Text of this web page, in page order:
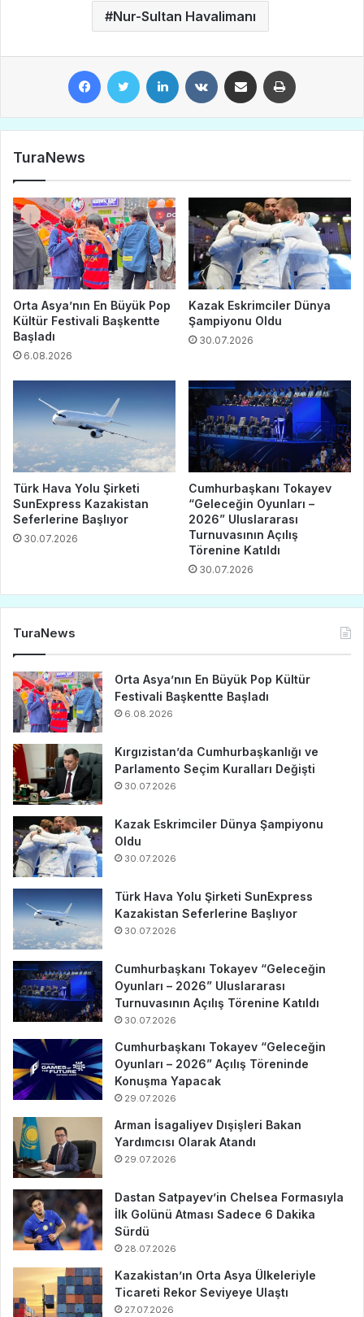
Nur-Sultan Havalimanı
TuraNews
Orta Asya’nın En Büyük Pop
Kültür Festivali Başkentte
Başladı
6.08.2026
Kazak Eskrimciler Dünya
Şampiyonu Oldu
30.07.2026
Türk Hava Yolu Şirketi
SunExpress Kazakistan
Seferlerine Başlıyor
30.07.2026
Cumhurbaşkanı Tokayev
“Geleceğin Oyunları –
2026” Uluslararası
Turnuvasının Açılış
Törenine Katıldı
30.07.2026
TuraNews
Orta Asya’nın En Büyük Pop Kültür
Festivali Başkentte Başladı
6.08.2026
Kırgızistan’da Cumhurbaşkanlığı ve
Parlamento Seçim Kuralları Değişti
30.07.2026
Kazak Eskrimciler Dünya Şampiyonu
Oldu
30.07.2026
Türk Hava Yolu Şirketi SunExpress
Kazakistan Seferlerine Başlıyor
30.07.2026
Cumhurbaşkanı Tokayev “Geleceğin
Oyunları – 2026” Uluslararası
Turnuvasının Açılış Törenine Katıldı
30.07.2026
Cumhurbaşkanı Tokayev “Geleceğin
Oyunları – 2026” Açılış Töreninde
Konuşma Yapacak
29.07.2026
Arman İsagaliyev Dışişleri Bakan
Yardımcısı Olarak Atandı
29.07.2026
Dastan Satpayev’in Chelsea Formasıyla
İlk Golünü Atması Sadece 6 Dakika
Sürdü
28.07.2026
Kazakistan’ın Orta Asya Ülkeleriyle
Ticareti Rekor Seviyeye Ulaştı
27.07.2026